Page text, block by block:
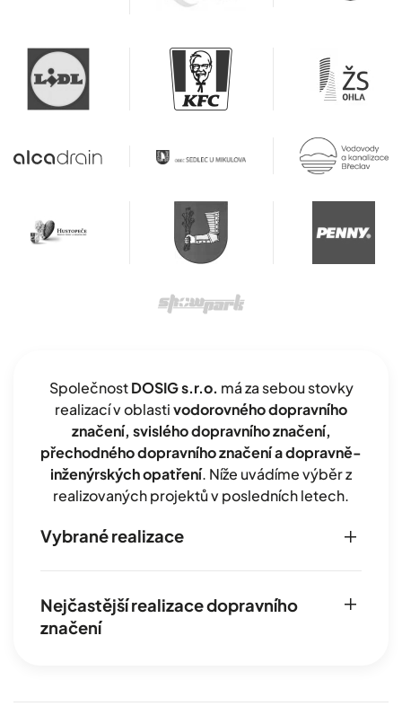
SpolečnostDOSIG s.r.o. má za sebou stovky
realizací v oblastivodorovného dopravního
značení, svislého dopravního značení,
přechodného dopravního značení a dopravně-
inženýrských opatření. Níže uvádíme výběr z
realizovaných projektů v posledních letech.
Vybrané realizace
Nejčastější realizace dopravního
značení